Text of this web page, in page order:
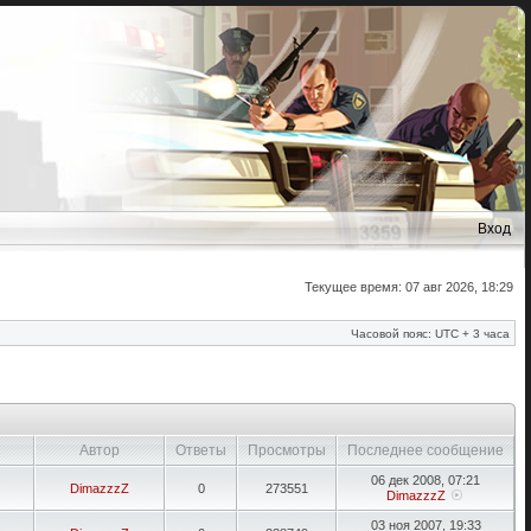
Вход
Текущее время: 07 авг 2026, 18:29
Часовой пояс: UTC + 3 часа
Автор Ответы Просмотры Последнее сообщение
DimazzzZ 0 273551
06 дек 2008, 07:21
DimazzzZ
03 ноя 2007, 19:33